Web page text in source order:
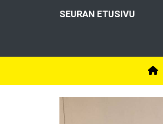
SEURAN ETUSIVU